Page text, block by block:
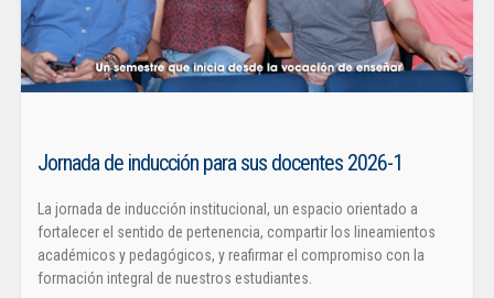
Jornada de inducción para sus docentes 2026-1
La jornada de inducción institucional, un espacio orientado a
fortalecer el sentido de pertenencia, compartir los lineamientos
académicos y pedagógicos, y reafirmar el compromiso con la
formación integral de nuestros estudiantes.